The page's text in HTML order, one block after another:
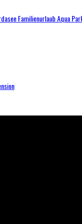
Familienurlaub Aqua